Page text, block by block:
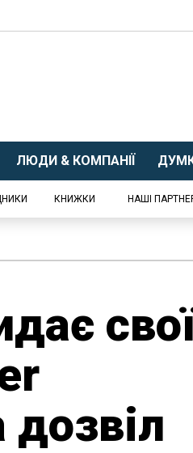
ЛЮДИ & КОМПАНІЇ
КНИЖКИ НАШІ